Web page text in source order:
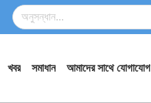
খবর সমাধান আমাদের সাথে যোগাযোগ